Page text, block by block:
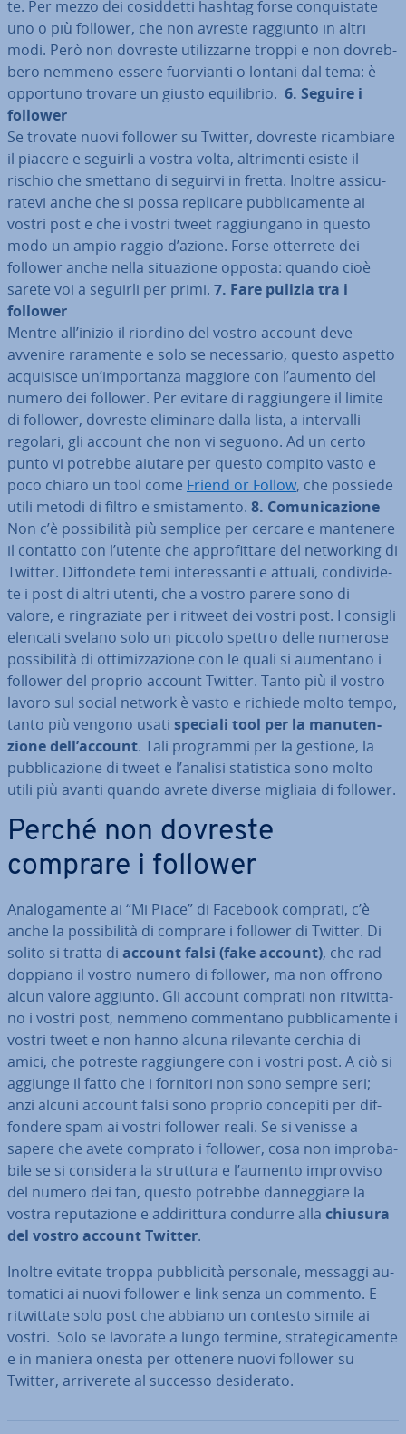
te. Per mezzo dei co­sid­det­ti hashtag forse con­qui­sta­te
uno o più follower, che non avreste raggiunto in altri
modi. Però non dovreste uti­liz­zar­ne troppi e non do­vreb­
be­ro nemmeno essere fuor­vian­ti o lontani dal tema: è
opportuno trovare un giusto equi­li­brio. 6. Seguire i
follower
Se trovate nuovi follower su Twitter, dovreste ri­cam­bia­re
il piacere e seguirli a vostra volta, al­tri­men­ti esiste il
rischio che smettano di seguirvi in fretta. Inoltre as­si­cu­
ra­te­vi anche che si possa replicare pub­bli­ca­men­te ai
vostri post e che i vostri tweet rag­giun­ga­no in questo
modo un ampio raggio d’azione. Forse otterrete dei
follower anche nella si­tua­zio­ne opposta: quando cioè
sarete voi a seguirli per primi. 7. Fare pulizia tra i
follower
Mentre all’inizio il riordino del vostro account deve
avvenire raramente e solo se ne­ces­sa­rio, questo aspetto
ac­qui­si­sce un’im­por­tan­za maggiore con l’aumento del
numero dei follower. Per evitare di rag­giun­ge­re il limite
di follower, dovreste eliminare dalla lista, a in­ter­val­li
regolari, gli account che non vi seguono. Ad un certo
punto vi potrebbe aiutare per questo compito vasto e
poco chiaro un tool come Friend or Follow, che possiede
utili metodi di filtro e smi­sta­men­to. 8. Co­mu­ni­ca­zio­ne
Non c’è pos­si­bi­li­tà più semplice per cercare e mantenere
il contatto con l’utente che ap­pro­fit­ta­re del net­wor­king di
Twitter. Dif­fon­de­te temi in­te­res­san­ti e attuali, con­di­vi­de­
te i post di altri utenti, che a vostro parere sono di
valore, e rin­gra­zia­te per i ritweet dei vostri post. I consigli
elencati svelano solo un piccolo spettro delle numerose
pos­si­bi­li­tà di ot­ti­miz­za­zio­ne con le quali si aumentano i
follower del proprio account Twitter. Tanto più il vostro
lavoro sul social network è vasto e richiede molto tempo,
tanto più vengono usati speciali tool per la ma­nu­ten­
zio­ne dell’account. Tali programmi per la gestione, la
pub­bli­ca­zio­ne di tweet e l’analisi sta­ti­sti­ca sono molto
utili più avanti quando avrete diverse migliaia di follower.
Perché non dovreste
comprare i follower
Ana­lo­ga­men­te ai “Mi Piace” di Facebook comprati, c’è
anche la pos­si­bi­li­tà di comprare i follower di Twitter. Di
solito si tratta di account falsi (fake account), che rad­
dop­pia­no il vostro numero di follower, ma non offrono
alcun valore aggiunto. Gli account comprati non rit­wit­ta­
no i vostri post, nemmeno com­men­ta­no pub­bli­ca­men­te i
vostri tweet e non hanno alcuna rilevante cerchia di
amici, che potreste rag­giun­ge­re con i vostri post. A ciò si
aggiunge il fatto che i fornitori non sono sempre seri;
anzi alcuni account falsi sono proprio concepiti per dif­
fon­de­re spam ai vostri follower reali. Se si venisse a
sapere che avete comprato i follower, cosa non im­pro­ba­
bi­le se si considera la struttura e l’aumento im­prov­vi­so
del numero dei fan, questo potrebbe dan­neg­gia­re la
vostra re­pu­ta­zio­ne e ad­di­rit­tu­ra condurre alla chiusura
del vostro account Twitter.
Inoltre evitate troppa pub­bli­ci­tà personale, messaggi au­
to­ma­ti­ci ai nuovi follower e link senza un commento. E
rit­wit­ta­te solo post che abbiano un contesto simile ai
vostri. Solo se lavorate a lungo termine, stra­te­gi­ca­men­te
e in maniera onesta per ottenere nuovi follower su
Twitter, ar­ri­ve­re­te al successo de­si­de­ra­to.